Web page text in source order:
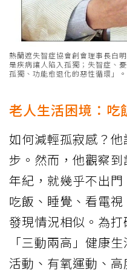
熱蘭遮失智症協會創會理事長白
是疾病讓人陷入孤獨；失智症、
孤獨、功能愈退化的惡性循環」。
老人生活困境：吃
如何減輕孤寂感？
步。然而，他觀察
年紀，就幾乎不出門
吃飯、睡覺、看電視
發現情況相似。為
「三動兩高」健康
活動、有氧運動、